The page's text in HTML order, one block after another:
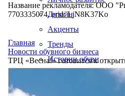
Дизайн
Акценты
Тренды
Истории обуви
Название рекламодателя: ООО
7703335074, erid: LjN8K37Ko
Главная
Новости обувного бизнеса
ТРЦ «Весна!» готовится к